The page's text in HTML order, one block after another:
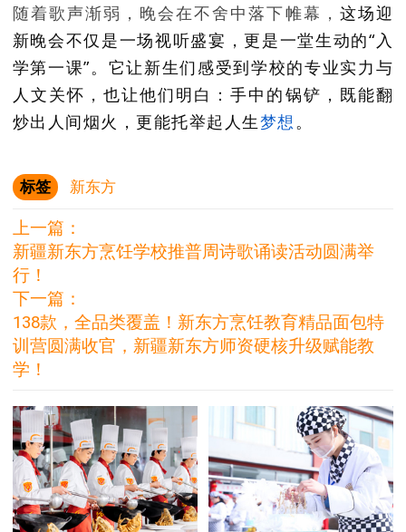
随着歌声渐弱，晚会在不舍中落下帷幕， 这场迎
新晚会不仅是一场视听盛宴，更是一堂生动的“入
学第一课”。它让新生们感受到学校的专业实力与
人文关怀，也让他们明白：手中的锅铲，既能翻
炒出人间烟火，更能托举起人生梦想 。
标签 新东方
上一篇：
新疆新东方烹饪学校推普周诗歌诵读活动圆满举
行！
下一篇：
138款，全品类覆盖！新东方烹饪教育精品面包特
训营圆满收官，新疆新东方师资硬核升级赋能教
学！